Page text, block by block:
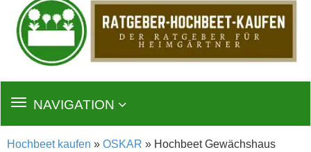
TOGGLE
NAVIGATION
NAVIGATION
Hochbeet kaufen » OSKAR » Hochbeet Gewächshaus